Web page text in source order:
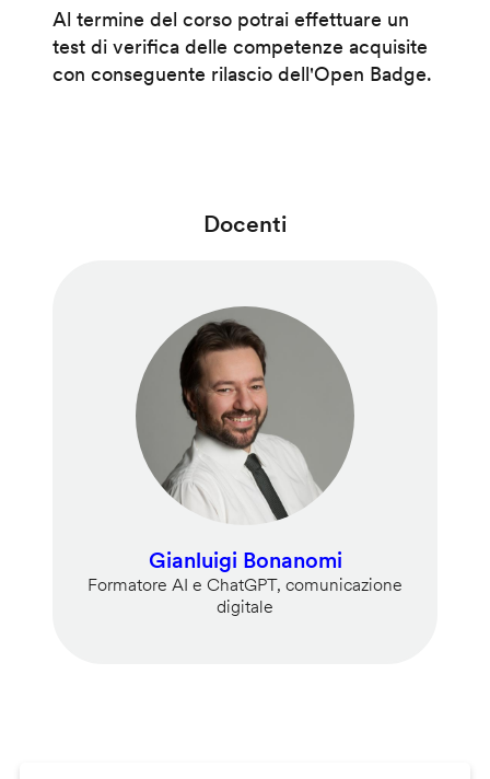
Al termine del corso potrai effettuare un
test di verifica delle competenze acquisite
con conseguente rilascio dell'Open Badge.
Docenti
Gianluigi Bonanomi
Formatore AI e ChatGPT, comunicazione
digitale